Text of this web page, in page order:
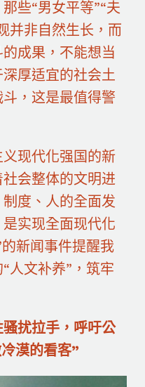
些“男女平等”“夫
并非自然生长，而
成果，不能想当
厚适宜的社会土
，这是最值得警
现代化强国的新
会整体的文明进
度、人的全面发
实现全面现代化
新闻事件提醒我
人文补养”，筑牢
扰拉手，呼吁公
漠的看客”